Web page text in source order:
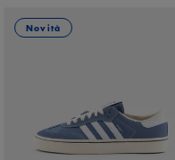
Novità